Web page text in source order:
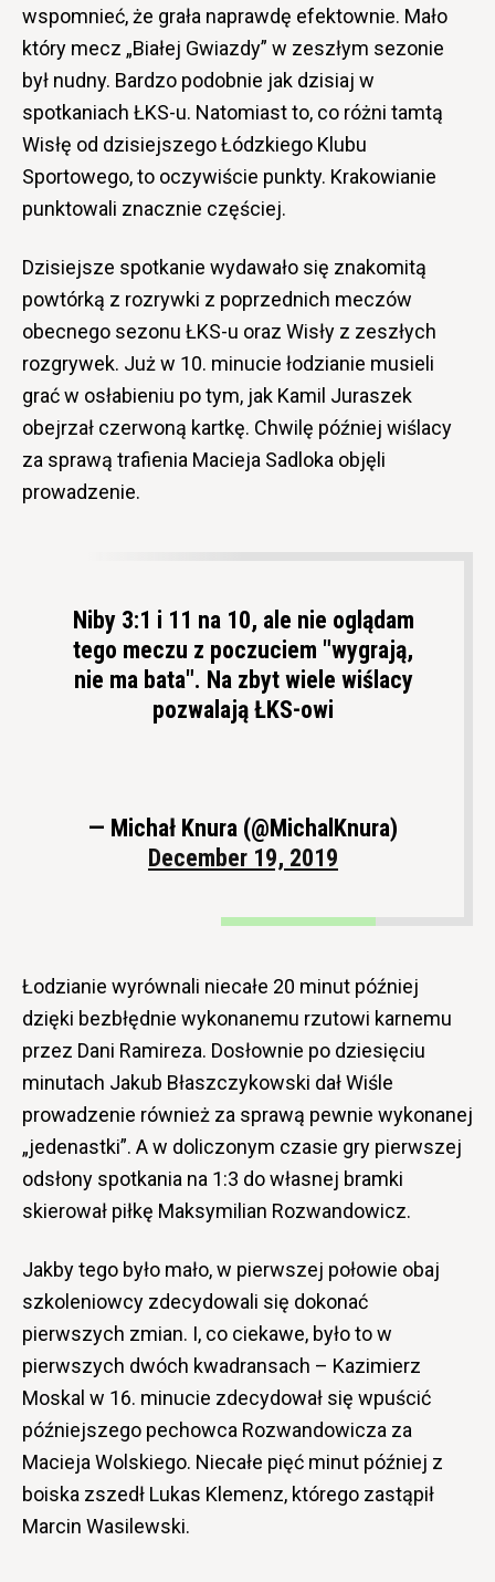
wspomnieć, że grała naprawdę efektownie. Mało
który mecz „Białej Gwiazdy” w zeszłym sezonie
był nudny. Bardzo podobnie jak dzisiaj w
spotkaniach ŁKS-u. Natomiast to, co różni tamtą
Wisłę od dzisiejszego Łódzkiego Klubu
Sportowego, to oczywiście punkty. Krakowianie
punktowali znacznie częściej.
Dzisiejsze spotkanie wydawało się znakomitą
powtórką z rozrywki z poprzednich meczów
obecnego sezonu ŁKS-u oraz Wisły z zeszłych
rozgrywek. Już w 10. minucie łodzianie musieli
grać w osłabieniu po tym, jak Kamil Juraszek
obejrzał czerwoną kartkę. Chwilę później wiślacy
za sprawą trafienia Macieja Sadloka objęli
prowadzenie.
Niby 3:1 i 11 na 10, ale nie oglądam
tego meczu z poczuciem "wygrają,
nie ma bata". Na zbyt wiele wiślacy
pozwalają ŁKS-owi
— Michał Knura (@MichalKnura)
December 19, 2019
Łodzianie wyrównali niecałe 20 minut później
dzięki bezbłędnie wykonanemu rzutowi karnemu
przez Dani Ramireza. Dosłownie po dziesięciu
minutach Jakub Błaszczykowski dał Wiśle
prowadzenie również za sprawą pewnie wykonanej
„jedenastki”. A w doliczonym czasie gry pierwszej
odsłony spotkania na 1:3 do własnej bramki
skierował piłkę Maksymilian Rozwandowicz.
Jakby tego było mało, w pierwszej połowie obaj
szkoleniowcy zdecydowali się dokonać
pierwszych zmian. I, co ciekawe, było to w
pierwszych dwóch kwadransach – Kazimierz
Moskal w 16. minucie zdecydował się wpuścić
późniejszego pechowca Rozwandowicza za
Macieja Wolskiego. Niecałe pięć minut później z
boiska zszedł Lukas Klemenz, którego zastąpił
Marcin Wasilewski.